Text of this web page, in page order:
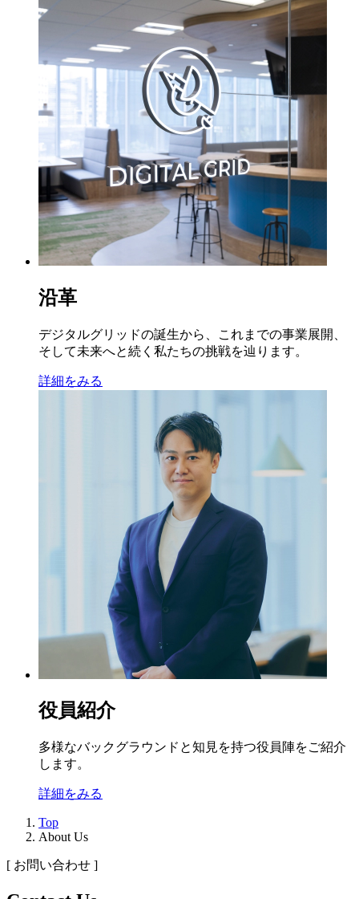
沿革
デジタルグリッドの誕生から、これまでの事業展開、
そして未来へと続く私たちの挑戦を辿ります。
詳細をみる
役員紹介
多様なバックグラウンドと知見を持つ役員陣をご紹介
します。
詳細をみる
Top
About Us
[ お問い合わせ ]